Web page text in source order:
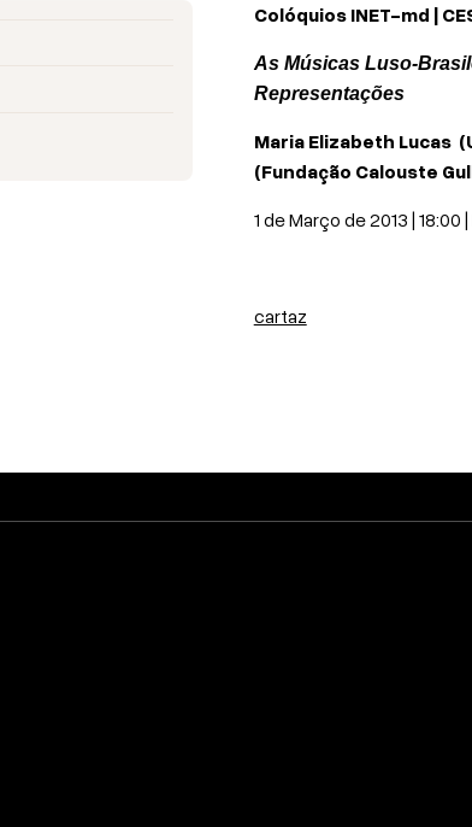
Colóquios INET-md |
As Músicas Luso-
Representações
Maria Elizabeth Lucas
(Fundação Calouste
1 de Março de 2013 | 18:00
cartaz